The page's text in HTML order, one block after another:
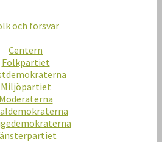
och försvar
Centern
Folkpartiet
Miljöpartiet
Moderaterna